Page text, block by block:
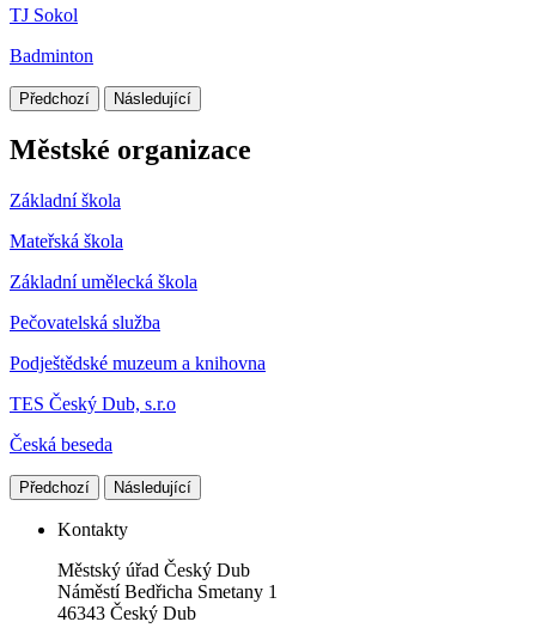
TJ Sokol
Badminton
Předchozí Následující
Městské organizace
Základní škola
Mateřská škola
Základní umělecká škola
Pečovatelská služba
Podještědské muzeum a knihovna
TES Český Dub, s.r.o
Česká beseda
Předchozí Následující
Kontakty
Městský úřad Český Dub
Náměstí Bedřicha Smetany 1
46343 Český Dub